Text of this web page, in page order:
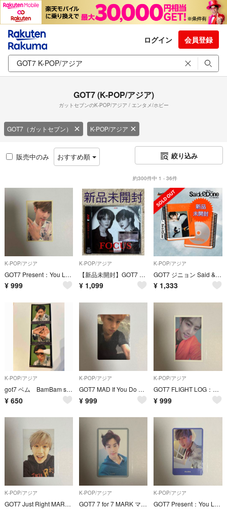
ログイン 会員登録
GOT7 (K-POP/アジア)
ガットセブンのK-POP/アジア / エンタメ/ホビー
GOT7（ガットセブン） K-POP/アジア
販売中のみ おすすめ順 絞り込み
約300件中 1 - 36件
K-POP/アジア
GOT7 Present：You Lullaby MARK マーク トレカ
¥ 999
K-POP/アジア
【新品未開封】GOT7 FOCUS-Japan Edition 通常盤 初回仕様
¥ 1,099
K-POP/アジア
GOT7 ジニョン Said & Done Archive ver 新品 未開封
¥ 1,333
K-POP/アジア
got7 ベム BamBam sticker ステッカー トレカ
¥ 650
K-POP/アジア
GOT7 MAD If You Do MARK マーク トレカ
¥ 999
K-POP/アジア
GOT7 FLIGHT LOG：DEPARTURE MARK マーク トレカ
¥ 999
K-POP/アジア
GOT7 Just Right MARK マーク トレカ
K-POP/アジア
GOT7 7 for 7 MARK マーク トレカ
K-POP/アジア
GOT7 Present：You Lullaby MARK マーク トレカ